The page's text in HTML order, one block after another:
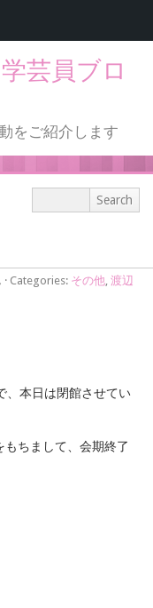
芸員ブロ
をご紹介します
· Categories: その他 渡辺
、本日は閉館させてい
ちまして、会期終了